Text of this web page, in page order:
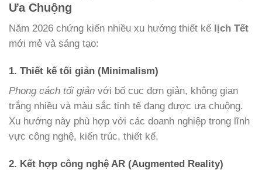
Ưa Chuộng
Năm 2026 chứng kiến nhiều xu hướng thiết kế lịch Tết
mới mẻ và sáng tạo:
1. Thiết kế tối giản (Minimalism)
Phong cách tối giản với bố cục đơn giản, không gian
trắng nhiều và màu sắc tinh tế đang được ưa chuộng.
Xu hướng này phù hợp với các doanh nghiệp trong lĩnh
vực công nghệ, kiến trúc, thiết kế.
2. Kết hợp công nghệ AR (Augmented Reality)